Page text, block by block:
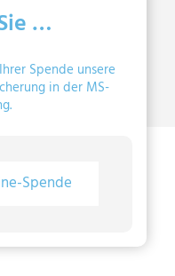
…
Spende unsere
in der MS-
Spende